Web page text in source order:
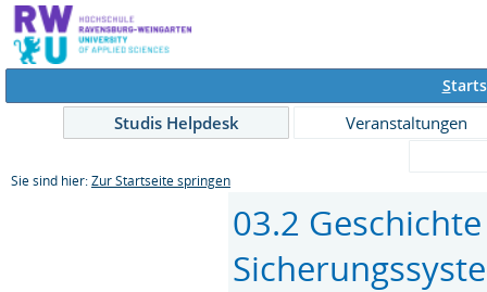
S
Studis Helpdesk
Veranstaltungen
Sie sind hier: Zur Startseite springen
03.2